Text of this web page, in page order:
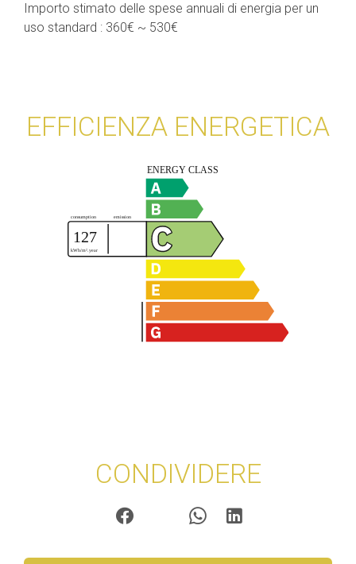
Importo stimato delle spese annuali di energia per un
uso standard : 360€ ~ 530€
EFFICIENZA ENERGETICA
CONDIVIDERE